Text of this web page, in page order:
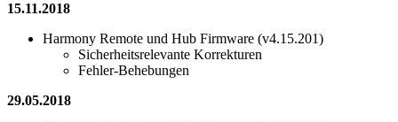
15.11.2018
Harmony Remote und Hub Firmware (v4.15.201)
Sicherheitsrelevante Korrekturen
Fehler-Behebungen
29.05.2018